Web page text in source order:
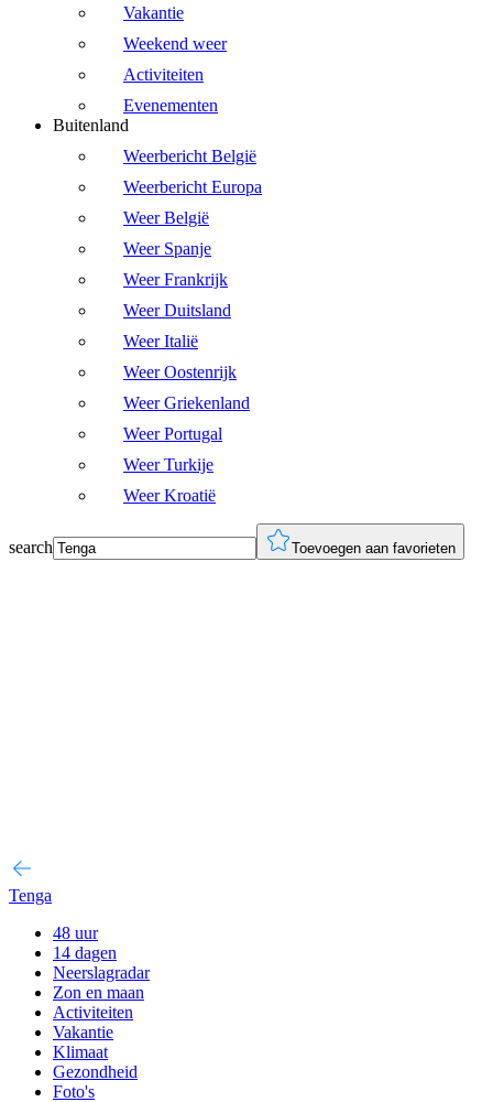
Vakantie
Weekend weer
Activiteiten
Evenementen
Buitenland
Weerbericht België
Weerbericht Europa
Weer België
Weer Spanje
Weer Frankrijk
Weer Duitsland
Weer Italië
Weer Oostenrijk
Weer Griekenland
Weer Portugal
Weer Turkije
Weer Kroatië
search Toevoegen aan favorieten
Tenga
48 uur
14 dagen
Neerslagradar
Zon en maan
Activiteiten
Vakantie
Klimaat
Gezondheid
Foto's